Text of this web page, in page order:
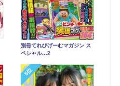
別冊てれびげーむマガジン ス
ペシャル…2
5位